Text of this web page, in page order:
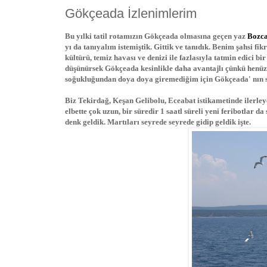
Gökçeada İzlenimlerim
Bu yılki tatil rotamızın Gökçeada olmasına geçen yaz
yı da tanıyalım istemiştik. Gittik ve tanıdık. Benim şahsi
kültürü, temiz havası ve denizi ile fazlasıyla tatmin edici
düşünürsek Gökçeada kesinlikle daha avantajlı çünkü
soğukluğundan doya doya giremediğim için Gökçeada' nın
Biz Tekirdağ, Keşan Gelibolu, Eceabat istikametinde
elbette çok uzun, bir süredir 1 saatl süreli yeni feribotlar da
denk geldik. Martıları seyrede seyrede gidip geldik işte.